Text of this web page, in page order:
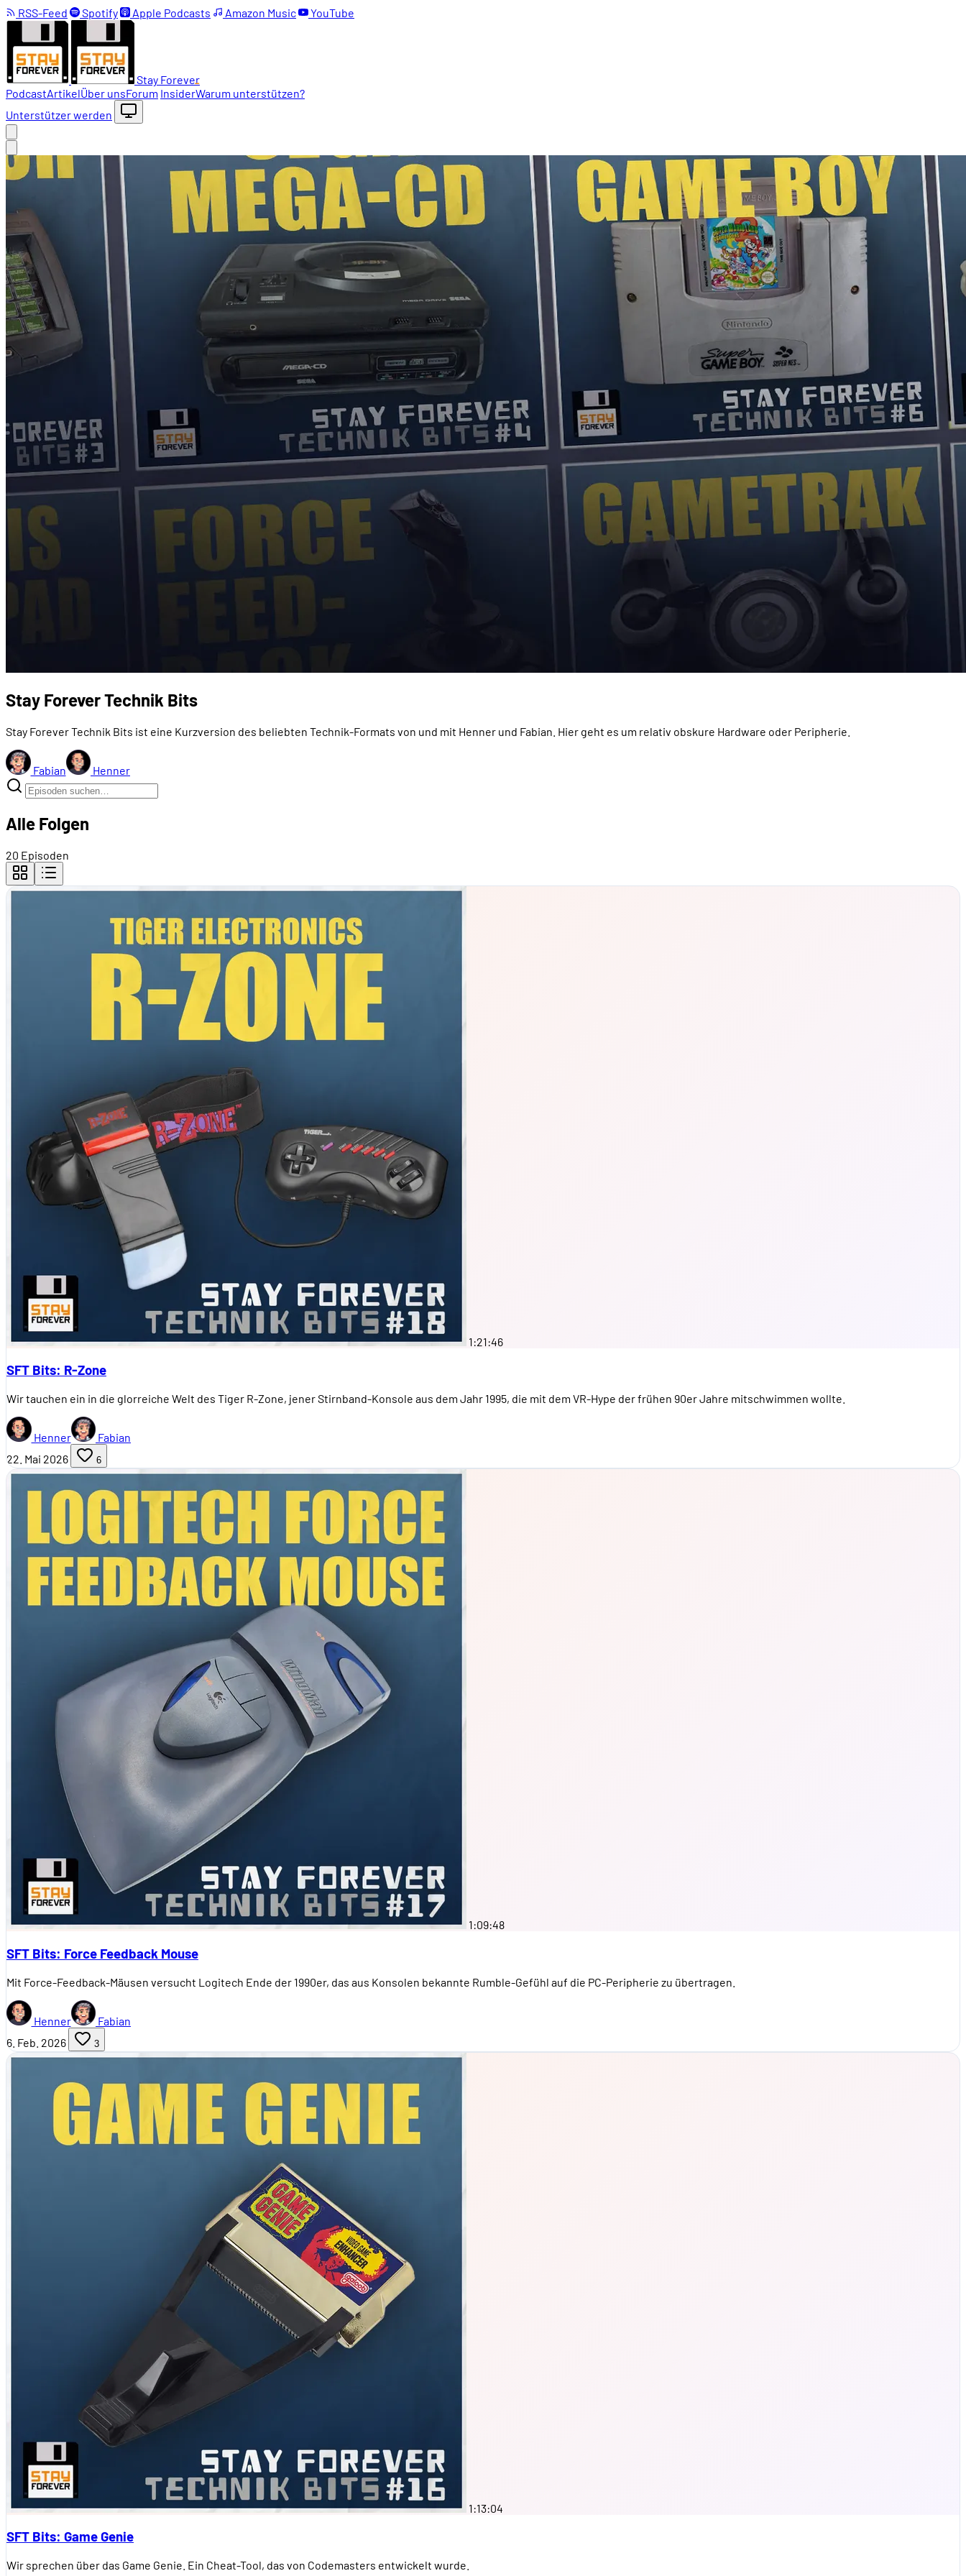
RSS-Feed Spotify Apple Podcasts Amazon Music YouTube
Stay Forever
PodcastArtikelÜber unsForum InsiderWarum unterstützen?
Unterstützer werden
Stay Forever Technik Bits
Stay Forever Technik Bits ist eine Kurzversion des beliebten Technik-Formats von und mit Henner und Fabian. Hier geht es um relativ obskure Hardware oder Peripherie.
Fabian Henner
Alle Folgen
20 Episoden
1:21:46
SFT Bits: R-Zone
Wir tauchen ein in die glorreiche Welt des Tiger R-Zone, jener Stirnband-Konsole aus dem Jahr 1995, die mit dem VR-Hype der frühen 90er Jahre mitschwimmen wollte.
Henner
Fabian
22. Mai 2026
6
1:09:48
SFT Bits: Force Feedback Mouse
Mit Force-Feedback-Mäusen versucht Logitech Ende der 1990er, das aus Konsolen bekannte Rumble-Gefühl auf die PC-Peripherie zu übertragen.
Henner
Fabian
6. Feb. 2026
3
1:13:04
SFT Bits: Game Genie
Wir sprechen über das Game Genie. Ein Cheat-Tool, das von Codemasters entwickelt wurde.